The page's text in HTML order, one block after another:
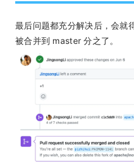
最后问题都充分解决后，会就
被合并到 master 分之了。